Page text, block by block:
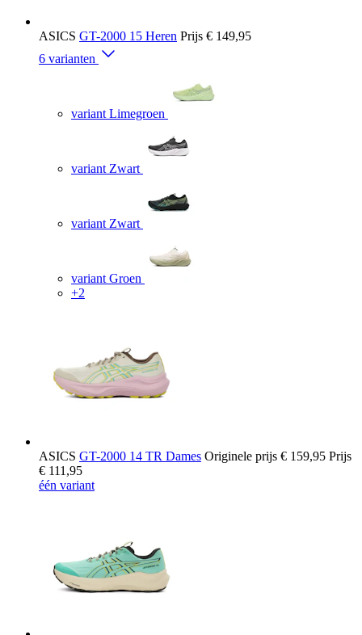
ASICS GT-2000 15 Heren Prijs € 149,95
6 varianten
variant Limegroen
variant Zwart
variant Zwart
variant Groen
+2
ASICS GT-2000 14 TR Dames Originele prijs € 159,95 Prijs
€ 111,95
één variant